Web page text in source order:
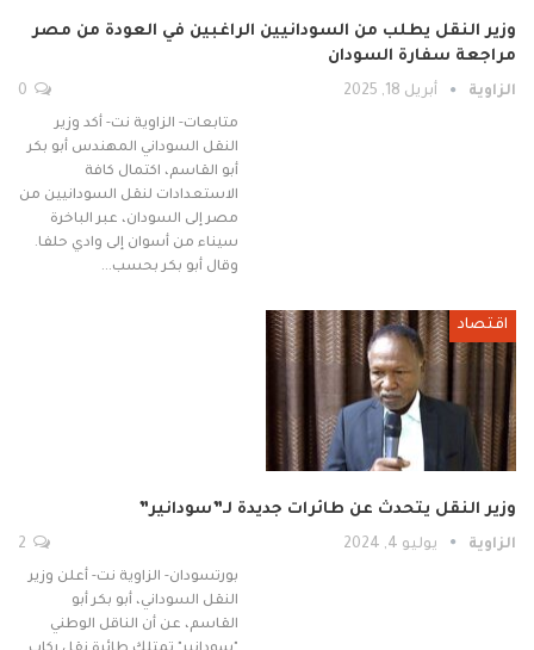
وزير النقل يطلب من السودانيين الراغبين في العودة من مصر
مراجعة سفارة السودان
الزاوية أبريل 18, 2025
متابعات- الزاوية نت- أكد وزير
النقل السوداني المهندس أبو بكر
أبو القاسم، اكتمال كافة
الاستعدادات لنقل السودانيين من
مصر إلى السودان، عبر الباخرة
سيناء من أسوان إلى وادي حلفا.
وقال أبو بكر بحسب…
اقتصاد
وزير النقل يتحدث عن طائرات جديدة لـ”سودانير”
الزاوية يوليو 4, 2024
بورتسودان- الزاوية نت- أعلن وزير
النقل السوداني، أبو بكر أبو
القاسم، عن أن الناقل الوطني